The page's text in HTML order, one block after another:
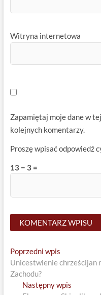
Witryna internetowa
Zapamiętaj moje dane w
kolejnych komentarzy.
Proszę wpisać odpowiedź
13 − 3 =
Nawigacja
wpisu
Poprzedni wpisPrevious
post:
Unicestwienie chrześcijan
Zachodu?
Następny wpis